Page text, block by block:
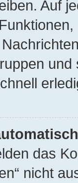
Auf
das
nicht